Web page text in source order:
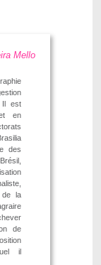
Mello
Il est
en
des
de la
de
il